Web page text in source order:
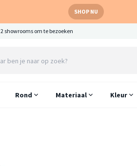
SHOP NU
2 showrooms om te bezoeken
Rond Materiaal Kleur